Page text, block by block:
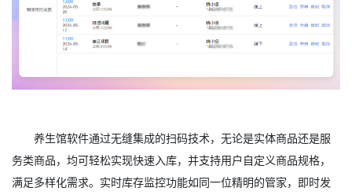
养生馆软件通过无缝集成的扫码技术，无论是实体商品还是服
务类商品，均可轻松实现快速入库，并支持用户自定义商品规格，
满足多样化需求。实时库存监控功能如同一位精明的管家，即时发